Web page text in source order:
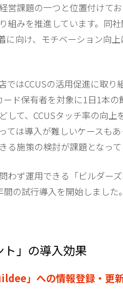
営課題の一つと位置付けて
組みを推進しています。同
に向け、モチベーション向上
ではCCUSの活用促進に取り
ード保有者を対象に1日1本の
して、CCUSタッチ率の向上
ては導入が難しいケースも
る施策の検討が課題となって
わず運用できる「ビルダーズ
の試行導入を開始しました。
ト」の導入効果
」への情報登録・更